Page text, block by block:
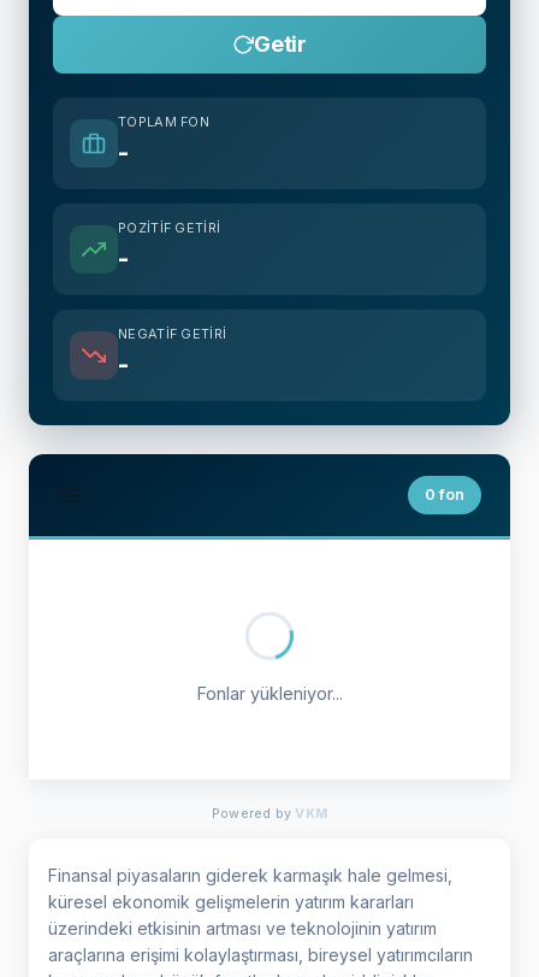
Getir
TOPLAM FON
-
POZITIF GETIRI
-
NEGATIF GETIRI
-
0 fon
Fonlar yükleniyor...
Powered byVKM
Finansal piyasaların giderek karmaşık hale gelmesi,
küresel ekonomik gelişmelerin yatırım kararları
üzerindeki etkisinin artması ve teknolojinin yatırım
araçlarına erişimi kolaylaştırması, bireysel yatırımcıların